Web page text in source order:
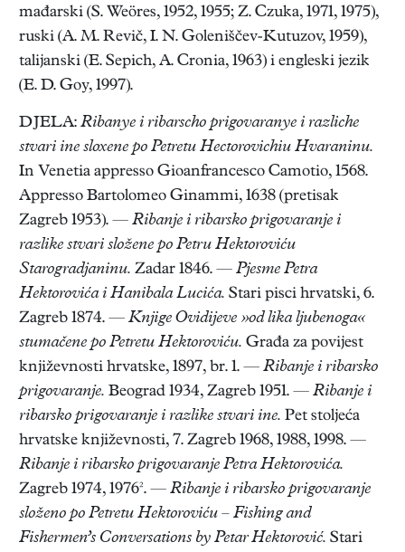
mađarski (S. Weöres, 1952, 1955; Z. Czuka, 1971, 1975),
ruski (A. M. Revič, I. N. Goleniščev-Kutuzov, 1959),
talijanski (E. Sepich, A. Cronia, 1963) i engleski jezik
(E. D. Goy, 1997).
DJELA: Ribanye i ribarscho prigovaranye i razliche
stvari ine sloxene po Petretu Hectorovichiu Hvaraninu.
In Venetia appresso Gioanfrancesco Camotio, 1568.
Appresso Bartolomeo Ginammi, 1638 (pretisak
Zagreb 1953). — Ribanje i ribarsko prigovaranje i
razlike stvari složene po Petru Hektoroviću
Starogradjaninu. Zadar 1846. — Pjesme Petra
Hektorovića i Hanibala Lucića. Stari pisci hrvatski, 6.
Zagreb 1874. — Knjige Ovidijeve »od lika ljubenoga«
stumačene po Petretu Hektoroviću. Građa za povijest
književnosti hrvatske, 1897, br. 1. — Ribanje i ribarsko
prigovaranje. Beograd 1934, Zagreb 1951. — Ribanje i
ribarsko prigovaranje i razlike stvari ine. Pet stoljeća
hrvatske književnosti, 7. Zagreb 1968, 1988, 1998. —
Ribanje i ribarsko prigovaranje Petra Hektorovića.
Zagreb 1974, 1976². — Ribanje i ribarsko prigovaranje
složeno po Petretu Hektoroviću – Fishing and
Fishermen’s Conversations by Petar Hektorović. Stari